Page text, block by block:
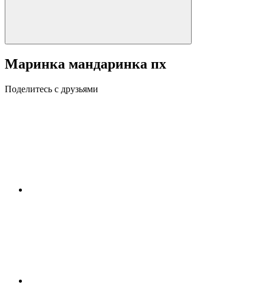
Маринка мандаринка пх
Поделитесь с друзьями